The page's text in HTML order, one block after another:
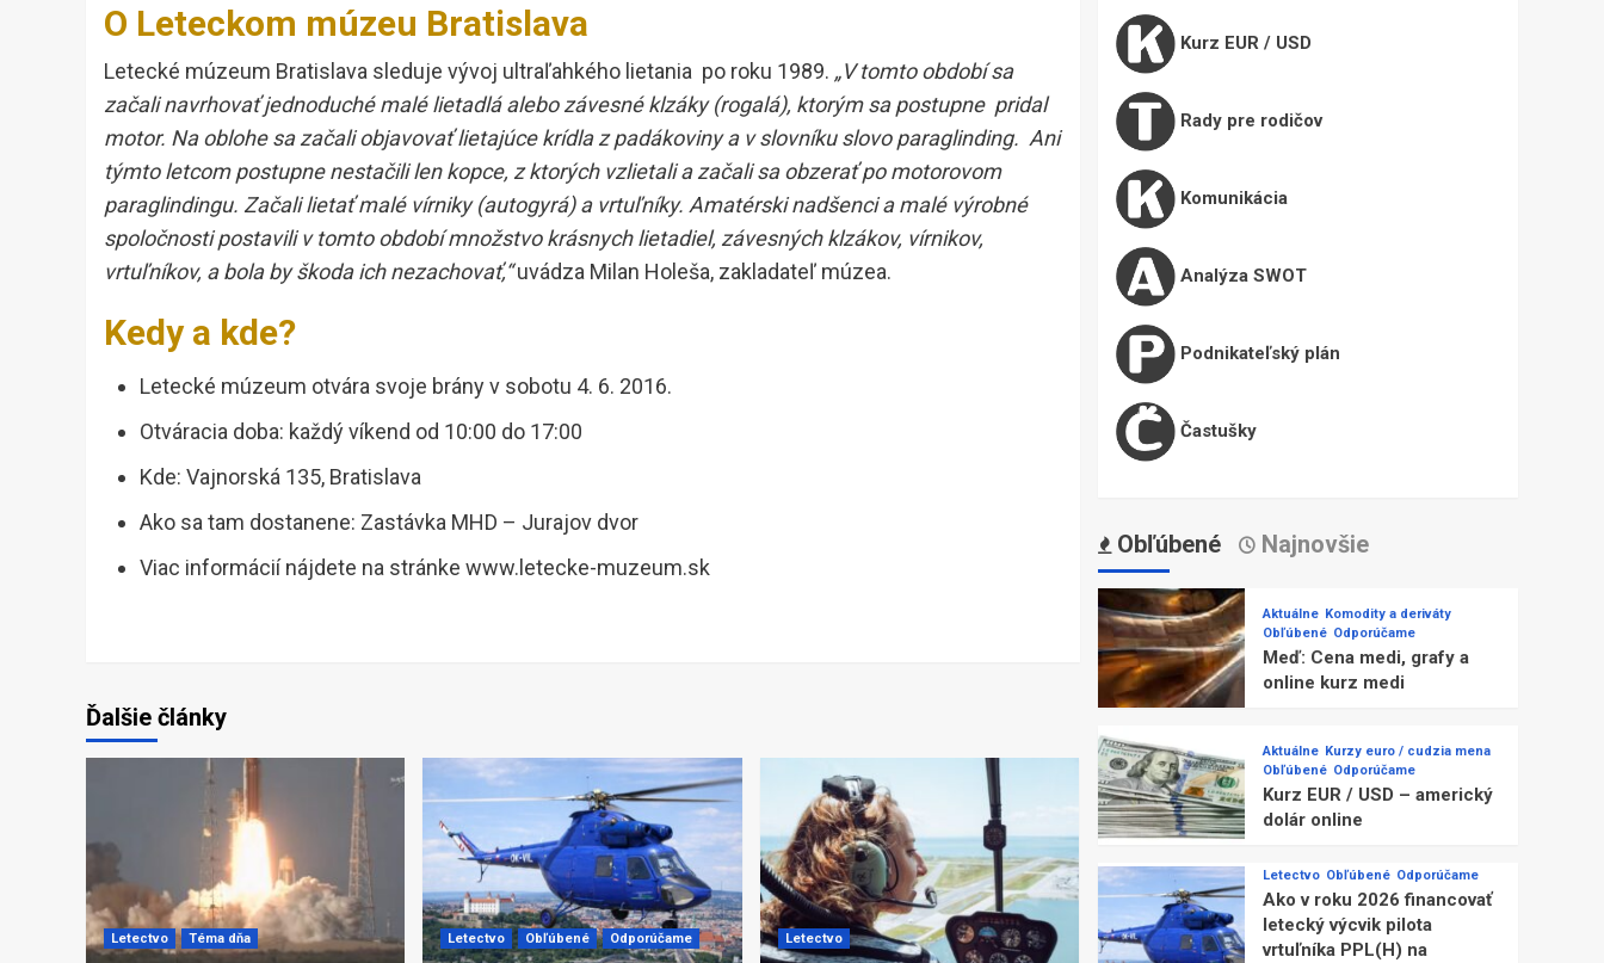
O Leteckom múzeu Bratislava
Letecké múzeum Bratislava sleduje vývoj ultraľahkého lietania po roku 1989. „V tomto období sa
začali navrhovať jednoduché malé lietadlá alebo závesné klzáky (rogalá), ktorým sa postupne pridal
motor. Na oblohe sa začali objavovať lietajúce krídla z padákoviny a v slovníku slovo paraglinding. Ani
týmto letcom postupne nestačili len kopce, z ktorých vzlietali a začali sa obzerať po motorovom
paraglindingu. Začali lietať malé vírniky (autogyrá) a vrtuľníky. Amatérski nadšenci a malé výrobné
spoločnosti postavili v tomto období množstvo krásnych lietadiel, závesných klzákov, vírnikov,
vrtuľníkov, a bola by škoda ich nezachovať,“uvádza Milan Holeša, zakladateľ múzea.
Kedy a kde?
Letecké múzeum otvára svoje brány v sobotu 4. 6. 2016.
Otváracia doba: každý víkend od 10:00 do 17:00
Kde: Vajnorská 135, Bratislava
Ako sa tam dostanene: Zastávka MHD – Jurajov dvor
Viac informácií nájdete na stránke www.letecke-muzeum.sk
Ďalšie články
Letectvo Téma dňa Letectvo Obľúbené Odporúčame Letectvo
Kurz EUR / USD
Rady pre rodičov
Komunikácia
Analýza SWOT
Podnikateľský plán
Častušky
Obľúbené Najnovšie
Aktuálne Komodity a deriváty
Obľúbené Odporúčame
Meď: Cena medi, grafy a
online kurz medi
Aktuálne Kurzy euro / cudzia mena
Obľúbené Odporúčame
Kurz EUR / USD – americký
dolár online
Letectvo Obľúbené Odporúčame
Ako v roku 2026 financovať
letecký výcvik pilota
vrtuľníka PPL(H) na